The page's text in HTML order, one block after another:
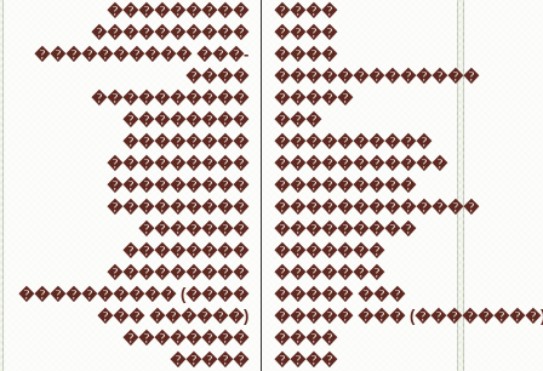
���������
����������
���������� ���-
����
����������
��������
��������
���������
���������
���������
�������
��������
���������
���������� (����
��� ������)
��������
�����
����
����
����
�������������
�����
���
����������
�����������
���������
�������������
���������
�������
�������
����� ���
����� ���
����
����